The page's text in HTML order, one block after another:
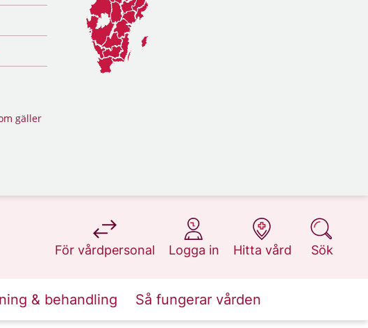
gäller
För vårdpersonal
på 1177.se
Logga in
på 1177.se
Hitta vård
på 1177.se
Sök
på 1177.se
& behandling Så fungerar vården